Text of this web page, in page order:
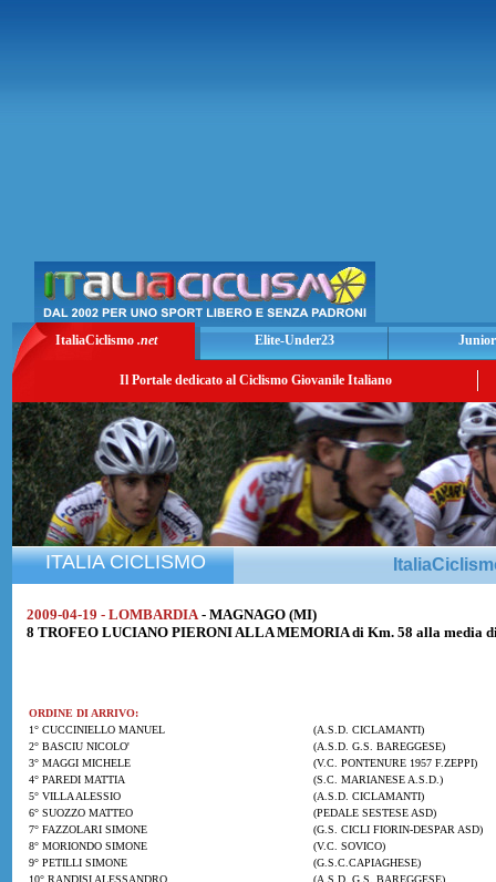
ItaliaCiclismo .net Elite-Under23
Il Portale dedicato al Ciclismo Giovanile Italiano
ITALIA CICLISMO
2009-04-19 - LOMBARDIA - MAGNAGO (MI)
8 TROFEO LUCIANO PIERONI ALLA MEMORIA di Km. 58 alla media
ORDINE DI ARRIVO:
1° CUCCINIELLO MANUEL
(A.S.D. CICLAMANTI)
2° BASCIU NICOLO'
(A.S.D. G.S. BAREGGESE)
3° MAGGI MICHELE
(V.C. PONTENURE 1957 F.ZEPPI)
4° PAREDI MATTIA
(S.C. MARIANESE A.S.D.)
5° VILLA ALESSIO
(A.S.D. CICLAMANTI)
6° SUOZZO MATTEO
(PEDALE SESTESE ASD)
7° FAZZOLARI SIMONE
(G.S. CICLI FIORIN-DESPAR ASD)
8° MORIONDO SIMONE
(V.C. SOVICO)
9° PETILLI SIMONE
(G.S.C.CAPIAGHESE)
10° RANDISI ALESSANDRO
(A.S.D. G.S. BAREGGESE)